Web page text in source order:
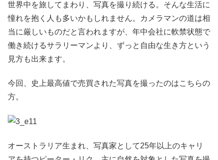
世界中を旅してまわり、写真を撮り続ける。そんな生活に
憧れを抱く人も多いかもしれません。カメラマンの道は相
当に厳しいものだと言われますが、年中会社に軟禁状態で
働き続けるサラリーマンより、ずっと自由な生き方という
見方も出来ます。
今回、史上最高値で売買された写真を撮ったのはこちらの
方。
オーストラリア生まれ、写真家として25年以上のキャリ